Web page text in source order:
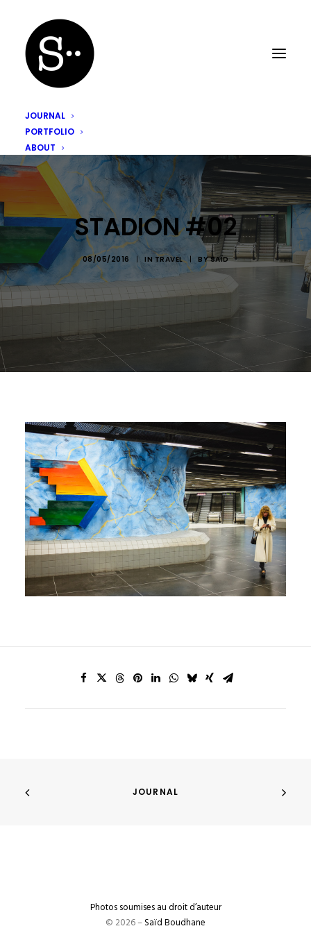
JOURNAL
PORTFOLIO
ABOUT
STADION #02
08/05/2016 | IN TRAVEL | BYSAÏD
JOURNAL
Photos soumises au droit d’auteur
© 2026 –Saïd Boudhane